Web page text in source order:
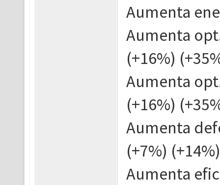
Aumenta
Aumenta
(+16%)
Aumenta
(+16%)
Aumenta
(+7%)
Aumenta